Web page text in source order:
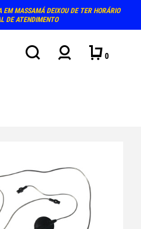
TER HORÁRIO
PRÓXIMO
0